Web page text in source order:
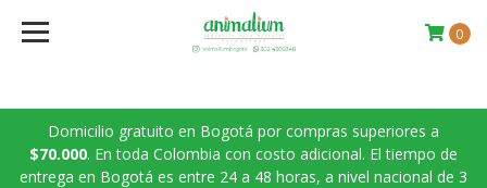
Domicilio gratuito en Bogotá por compras superiores a
$70.000. En toda Colombia con costo adicional. El tiempo de
entrega en Bogotá es entre 24 a 48 horas, a nivel nacional de 3
0